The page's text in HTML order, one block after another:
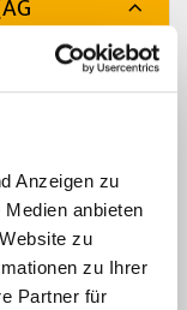
Anzeigen zu
anbieten
zu
zu Ihrer
Partner für